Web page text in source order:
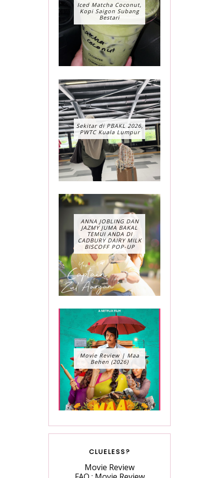
Iced Matcha Coconut,
Kopi Saigon Subang
Bestari
Sekitar di PBAKL 2026,
PWTC Kuala Lumpur
ANNA JOBLING DAN
JAZMY JUMA BAKAL
TEMUI ANDA DI
CADBURY DAIRY MILK
BISCOFF POP-UP
Movie Review | Maa
Behen (2026)
CLUELESS?
Movie Review